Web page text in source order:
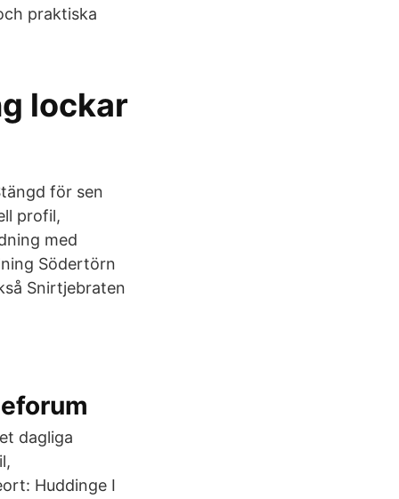
praktiska
lockar
för sen
profil,
med
Södertörn
Snirtjebraten
dagliga
Huddinge I